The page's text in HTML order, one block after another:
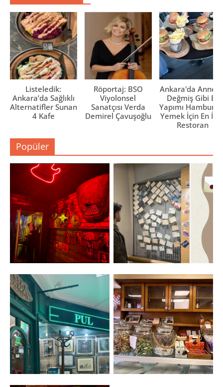
Listeledik:
Ankara’da Sağlıklı
Alternatifler Sunan
4 Kafe
Röportaj: BSO
Viyolonsel
Sanatçısı Verda
Demirel Çavuşoğlu
Ankara'da Anne
Değmiş Gibi Ev
Yapımı
Yemek İçin En İyi
Restoran
Popüler